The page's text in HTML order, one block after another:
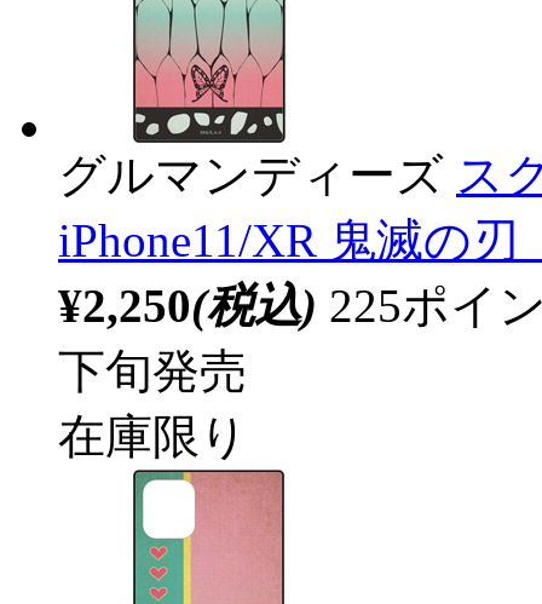
グルマンディーズ ス
iPhone11/XR 鬼滅の
¥2,250(税込) 225ポイ
下旬発売
在庫限り